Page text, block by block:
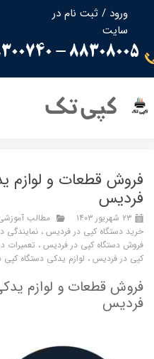
ورود / ثبت نام در
سایت
حساب کاربری من
تغییر گذر واژه
سفارشات
88308005 - 88300710-88300740
کپی تک
فروش قطعات و لوازم
فردیس
۲۳ شهریور ۱۴۰۳ مطالب
خرید دستگاه کپی در فردیس ، نمایندگی
فروش دستگاه کپی در فردیس ، تعمیرات
کپی در فردیس ، لوازم یدکی دستگاه
فروش قطعات و لوازم
فردیس